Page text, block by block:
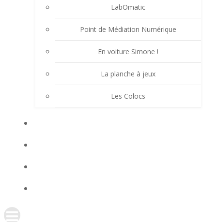
LabOmatic
Point de Médiation Numérique
En voiture Simone !
La planche à jeux
Les Colocs